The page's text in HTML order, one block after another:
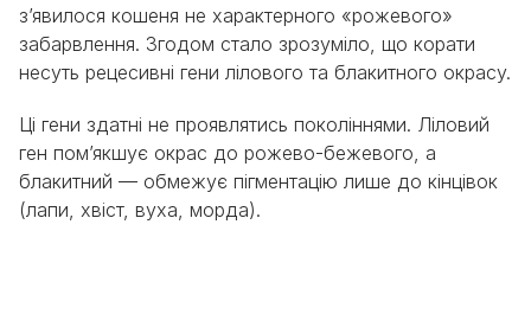
з’явилося кошеня не характерного «рожевого»
забарвлення. Згодом стало зрозуміло, що корати
несуть рецесивні гени лілового та блакитного окрасу.
Ці гени здатні не проявлятись поколіннями. Ліловий
ген пом’якшує окрас до рожево-бежевого, а
блакитний — обмежує пігментацію лише до кінцівок
(лапи, хвіст, вуха, морда).